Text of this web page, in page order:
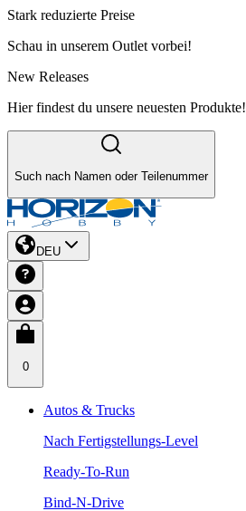
Stark reduzierte Preise
Schau in unserem Outlet vorbei!
New Releases
Hier findest du unsere neuesten Produkte!
Such nach Namen oder Teilenummer
DEU
0
Autos & Trucks
Nach Fertigstellungs-Level
Ready-To-Run
Bind-N-Drive